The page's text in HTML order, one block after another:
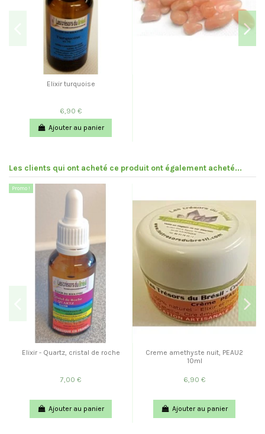
Elixir turquoise
6,90 €
Ajouter au panier
Les clients qui ont acheté ce produit ont également acheté...
Promo !
Elixir - Quartz, cristal de roche
7,00 €
Ajouter au panier
Creme amethyste nuit, PEAU2
10ml
6,90 €
Ajouter au panier